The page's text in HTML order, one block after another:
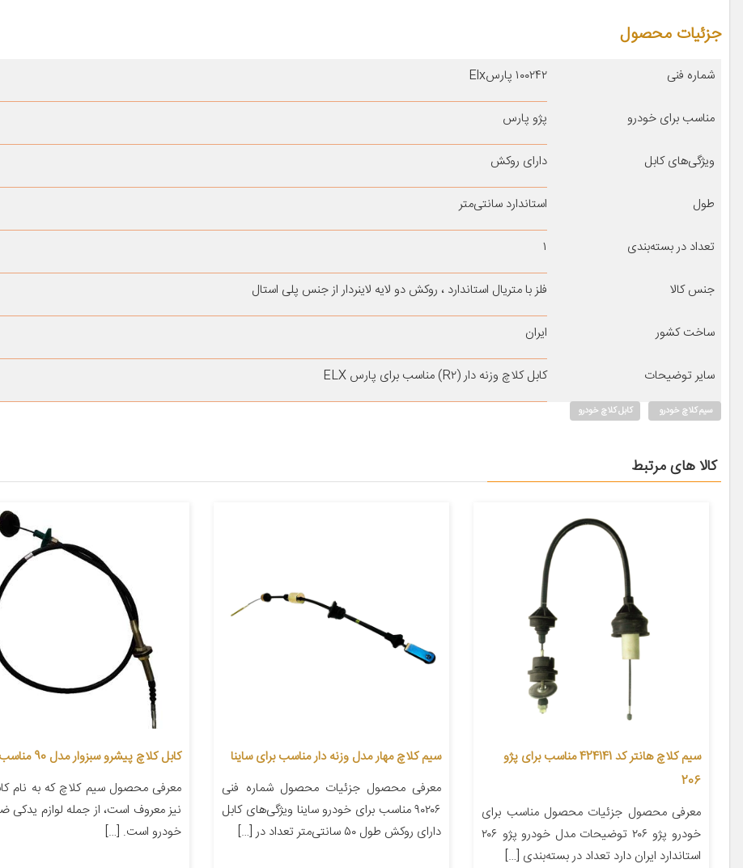
جزئیات محصول
شماره فنی ۱۰۰۲۴۲ پارسElx
مناسب برای خودرو پژو پارس
ویژگی‌های کابل دارای روکش
طول استاندارد سانتی‌متر
تعداد در بسته‌بندی ۱
جنس کالا فلز با متریال استاندارد ، روکش دو لایه لاینردار از جنس پلی استال
ساخت کشور ایران
سایر توضیحات کابل کلاچ وزنه دار (R۲) مناسب برای پارس ELX
سیم کلاچ خودرو کابل کلاچ خودرو
کالا های مرتبط
سیم کلاچ هانتر کد 424141 مناسب برای پژو
206
معرفی محصول جزئیات محصول مناسب برای
خودرو پژو ۲۰۶ توضیحات مدل خودرو پژو ۲۰۶
استاندارد ایران دارد تعداد در بسته‌بندی […]
سیم کلاچ مهار مدل وزنه دار مناسب برای ساینا
معرفی محصول جزئیات محصول شماره فنی
۹۰۲۰۶ مناسب برای خودرو ساینا ویژگی‌های کابل
دارای روکش طول ۵۰ سانتی‌متر تعداد در […]
کابل کلاچ پیشرو سبزوار مدل 90 مناسب پیکان
معرفی محصول سیم کلاچ که به نام
نیز معروف است، از جمله لوازم یدکی
خودرو است. […]